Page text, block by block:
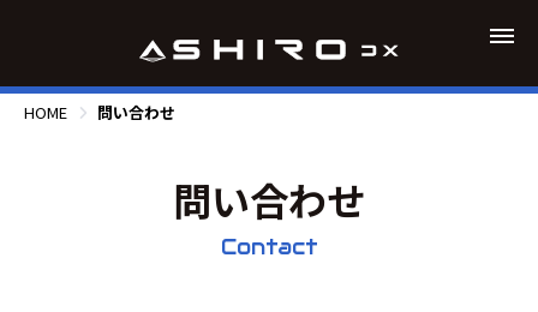
HOME 問い合わせ
問い合わせ
Contact